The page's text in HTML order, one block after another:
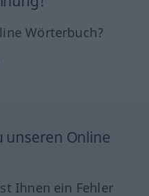
Wörterbuch?
unseren Online
Ihnen ein Fehler